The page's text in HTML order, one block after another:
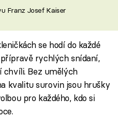
Franz Josef Kaiser
se hodí do každé
rychlých snídaní,
chvíli. Bez umělých
kvalitu surovin jsou hrušky
pro každého, kdo si